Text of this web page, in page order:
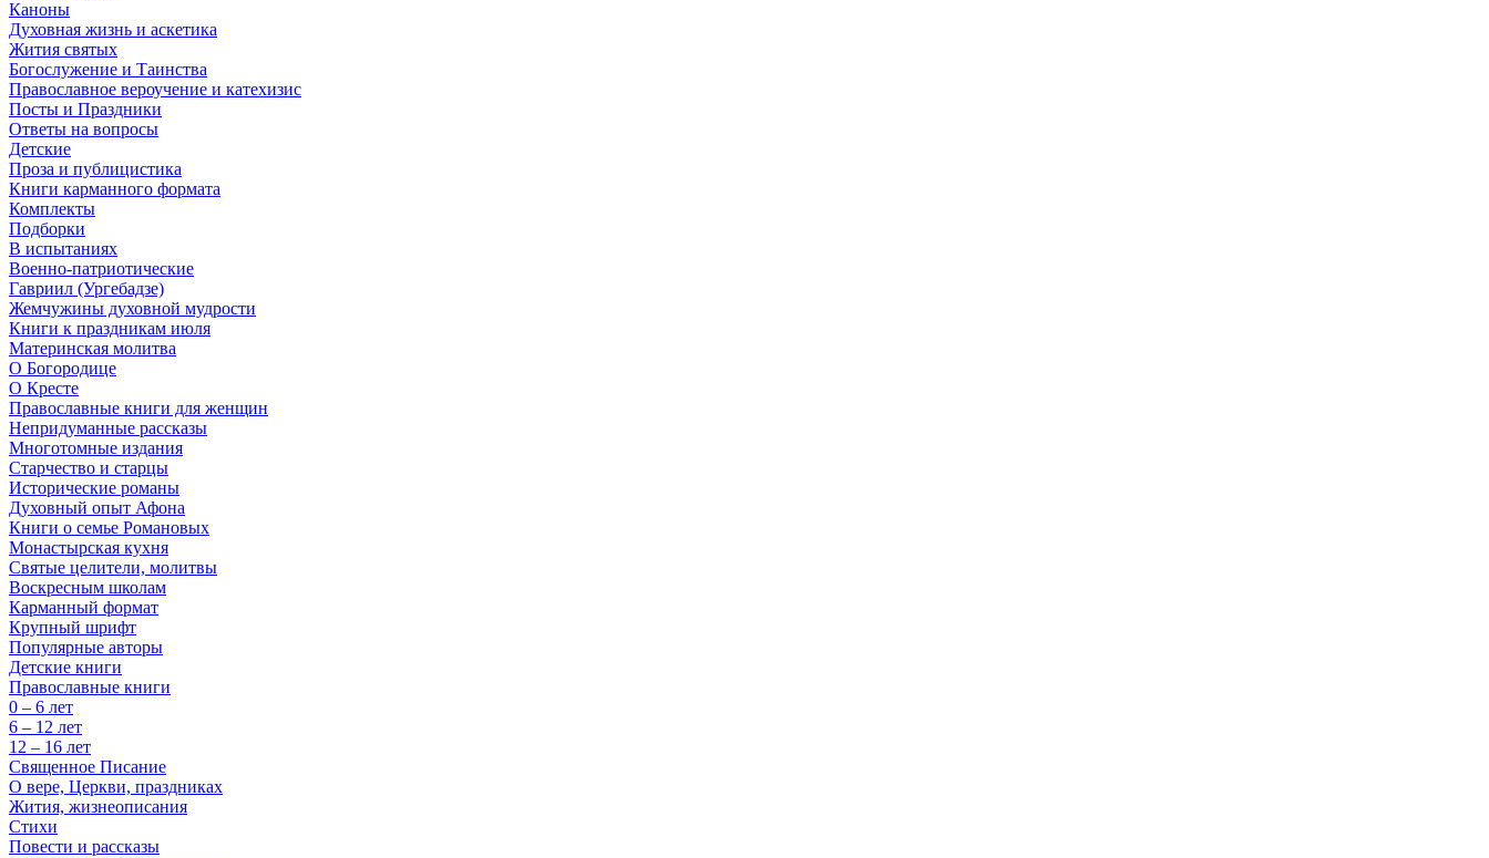
Каноны
Духовная жизнь и аскетика
Жития святых
Богослужение и Таинства
Православное вероучение и катехизис
Посты и Праздники
Ответы на вопросы
Детские
Проза и публицистика
Книги карманного формата
Комплекты
Подборки
В испытаниях
Военно-патриотические
Гавриил (Ургебадзе)
Жемчужины духовной мудрости
Книги к праздникам июля
Материнская молитва
О Богородице
О Кресте
Православные книги для женщин
Непридуманные рассказы
Многотомные издания
Старчество и старцы
Исторические романы
Духовный опыт Афона
Книги о семье Романовых
Монастырская кухня
Святые целители, молитвы
Воскресным школам
Карманный формат
Крупный шрифт
Популярные авторы
Детские книги
Православные книги
0 – 6 лет
6 – 12 лет
12 – 16 лет
Священное Писание
О вере, Церкви, праздниках
Жития, жизнеописания
Стихи
Повести и рассказы